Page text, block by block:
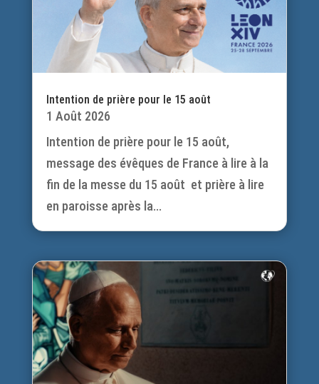
Intention de prière pour le 15 août
1 Août 2026
Intention de prière pour le 15 août,
message des évêques de France à lire à la
fin de la messe du 15 août et prière à lire
en paroisse après la...